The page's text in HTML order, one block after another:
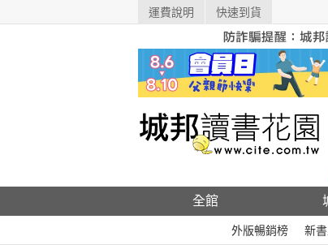
運費說明 快速到貨
全館
外版暢銷榜 新